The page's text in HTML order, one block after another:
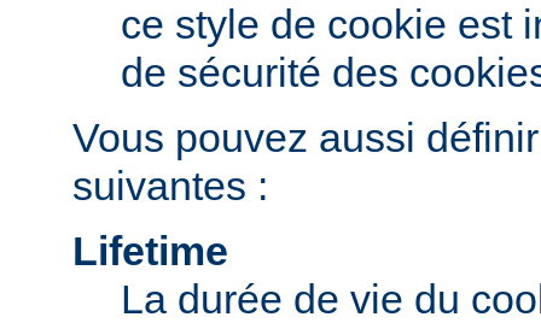
ce style de cookie est
de sécurité des
Vous pouvez aussi
suivantes :
Lifetime
La durée de vie du